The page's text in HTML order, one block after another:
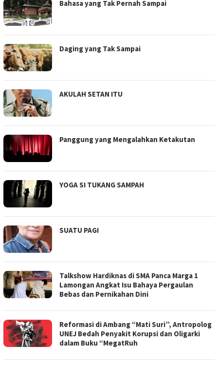
TITIAN Bahasa yang Tak Pernah Sampai
Daging yang Tak Sampai
AKULAH SETAN ITU
Panggung yang Mengalahkan Ketakutan
YOGA SI TUKANG SAMPAH
SUATU PAGI
Talkshow Hardiknas di SMA Panca Marga 1
Lamongan Angkat Isu Bahaya Pergaulan
Bebas dan Pernikahan Dini
Reformasi di Ambang “Mati Suri”, Antropolog
UNEJ Bedah Penyakit Korupsi dan Oligarki
dalam Buku “MegatRuh